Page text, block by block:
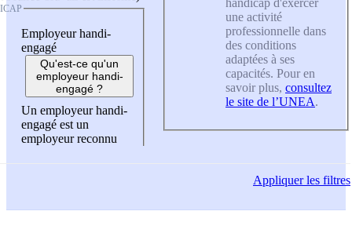
Employeur handi-
engagé
Qu'est-ce qu'un
employeur handi-
engagé ?
Un employeur handi-
engagé est un
employeur reconnu
une activité
professionnelle dans
des conditions
adaptées à ses
capacités. Pour en
savoir plus, consultez
le site de l’UNEA.
Appliquerles filtres